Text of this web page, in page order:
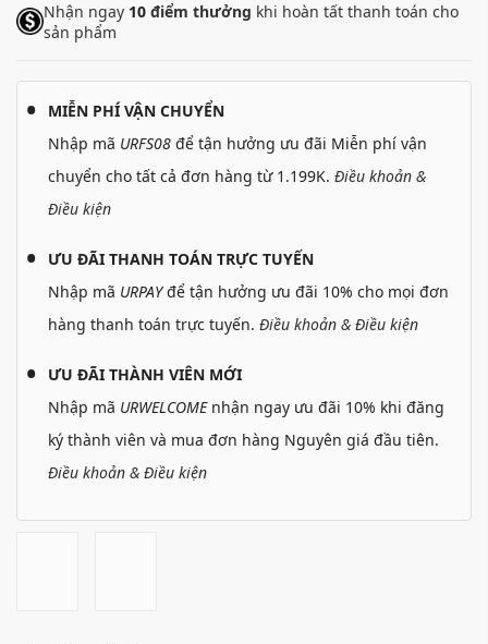
Nhận ngay 10 điểm thưởng khi hoàn tất thanh toán cho
sản phẩm
MIỄN PHÍ VẬN CHUYỂN
Nhập mã URFS08 để tận hưởng ưu đãi Miễn phí vận
chuyển cho tất cả đơn hàng từ 1.199K. Điều khoản &
Điều kiện
ƯU ĐÃI THANH TOÁN TRỰC TUYẾN
Nhập mã URPAYđể tận hưởng ưu đãi 10% cho mọi đơn
hàng thanh toán trực tuyến. Điều khoản & Điều kiện
ƯU ĐÃI THÀNH VIÊN MỚI
Nhập mã URWELCOMEnhận ngay ưu đãi 10% khi đăng
ký thành viên và mua đơn hàng Nguyên giá đầu tiên.
Điều khoản & Điều kiện